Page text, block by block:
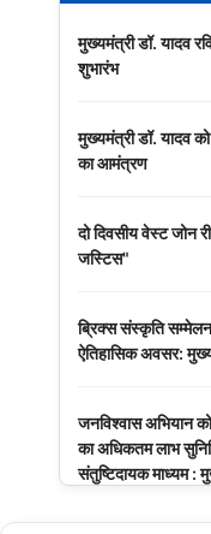
मुख्यमंत्री डॉ. यादव
शुभारंभ
मुख्यमंत्री डॉ. यादव
का आमंत्रण
दो दिवसीय वेस्ट जोन
जस्टिस"
ब्रिक्स संस्कृति
ऐतिहासिक अवसर:
जनविश्वास अभियान
का अधिकतम लाभ
संतुष्टिदायक माध्यम :